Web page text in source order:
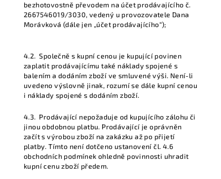
bezhotovostně převodem na účet prodávajícího č.
2667546019/3030, vedený u provozovatele Dana
Morávková (dále jen „účet prodávajícího“);
4.2.Společně s kupní cenou je kupující povinen
zaplatit prodávajícímu také náklady spojené s
balením a dodáním zboží ve smluvené výši. Není-li
uvedeno výslovně jinak, rozumí se dále kupní cenou
i náklady spojené s dodáním zboží.
4.3. Prodávající nepožaduje od kupujícího zálohu či
jinou obdobnou platbu. Prodávající je oprávněn
začít s výrobou zboží na zakázku až po přijetí
platby. Tímto není dotčeno ustanovení čl. 4.6
obchodních podmínek ohledně povinnosti uhradit
kupní cenu zboží předem.